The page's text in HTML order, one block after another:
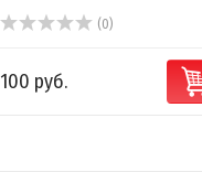
(0)
100 руб.